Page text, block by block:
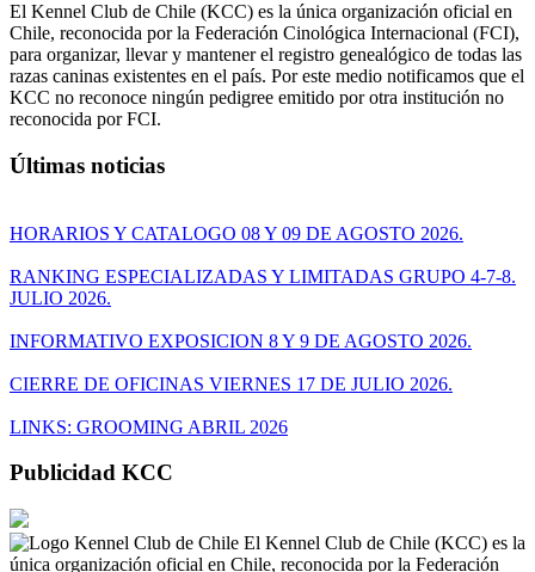
El Kennel Club de Chile (KCC) es la única organización oficial en
Chile, reconocida por la Federación Cinológica Internacional (FCI),
para organizar, llevar y mantener el registro genealógico de todas las
razas caninas existentes en el país. Por este medio notificamos que el
KCC no reconoce ningún pedigree emitido por otra institución no
reconocida por FCI.
Últimas noticias
HORARIOS Y CATALOGO 08 Y 09 DE AGOSTO 2026.
RANKING ESPECIALIZADAS Y LIMITADAS GRUPO 4-7-8.
JULIO 2026.
INFORMATIVO EXPOSICION 8 Y 9 DE AGOSTO 2026.
CIERRE DE OFICINAS VIERNES 17 DE JULIO 2026.
LINKS: GROOMING ABRIL 2026
Publicidad KCC
El Kennel Club de Chile (KCC) es la
única organización oficial en Chile, reconocida por la Federación